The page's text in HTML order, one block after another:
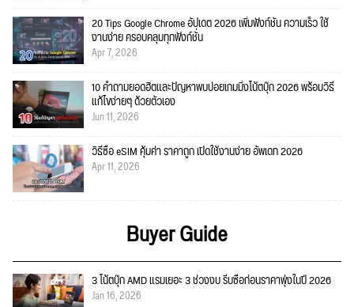
20 Tips Google Chrome อัปเดต 2026 เพิ่มฟังก์ชั่น ความเร็ว ใช้
งานง่าย ครอบคลุมทุกฟังก์ชั่น
Apr 7, 2026
10 คำถามยอดฮิตและปัญหาพบบ่อยเกมมิ่งโน้ตบุ๊ก 2026 พร้อมวิธี
แก้ไขง่ายๆ ด้วยตัวเอง
Jun 11, 2026
วิธีซื้อ eSIM คุ้มค่า ราคาถูก เปิดใช้งานง่าย อัพเดท 2026
Apr 11, 2026
Buyer Guide
3 โน้ตบุ๊ก AMD แรมเยอะ 3 ช่วงงบ รีบซื้อก่อนราคาพุ่งในปี 2026
Jan 16, 2026